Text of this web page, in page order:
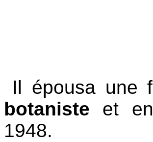
Il épousa une
botaniste et
1948.